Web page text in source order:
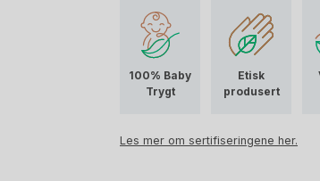
100% Baby
Trygt
Etisk
produsert
Les mer om sertifiseringene her.